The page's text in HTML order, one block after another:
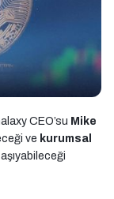
CEO’su Mike
ve kurumsal